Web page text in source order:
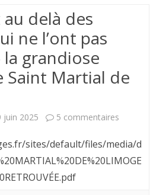
delà des
ne l’ont pas
grandiose
Saint Martial de
juin 2025 5 commentaires
au
sites/default/files/media/d